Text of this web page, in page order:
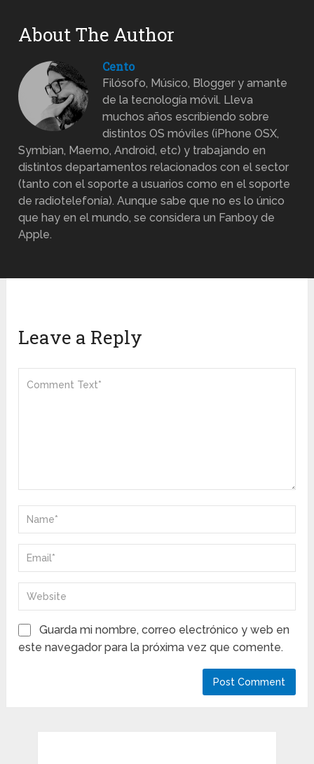
About The Author
Cento
Filósofo, Músico, Blogger y amante
de la tecnología móvil. Lleva
muchos años escribiendo sobre
distintos OS móviles (iPhone OSX,
Symbian, Maemo, Android, etc) y trabajando en
distintos departamentos relacionados con el sector
(tanto con el soporte a usuarios como en el soporte
de radiotelefonía). Aunque sabe que no es lo único
que hay en el mundo, se considera un Fanboy de
Apple.
Leave a Reply
Guarda mi nombre, correo electrónico y web en
este navegador para la próxima vez que comente.